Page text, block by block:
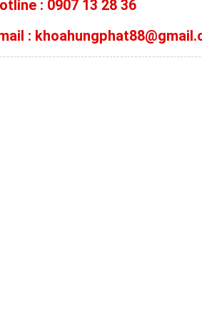
: 0907 13 28 36
: